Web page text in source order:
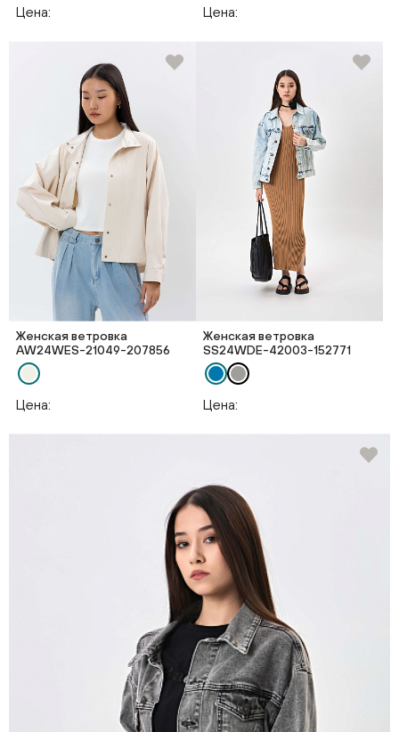
Цена: Цена:
Женская ветровка
AW24WES-21049-207856
Цена:
Женская ветровка
SS24WDE-42003-152771
Цена: